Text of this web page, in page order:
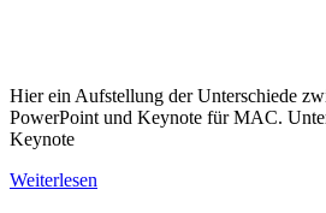
Hier ein Aufstellung der Unterschiede
PowerPoint und Keynote für MAC.
Keynote
Weiterlesen